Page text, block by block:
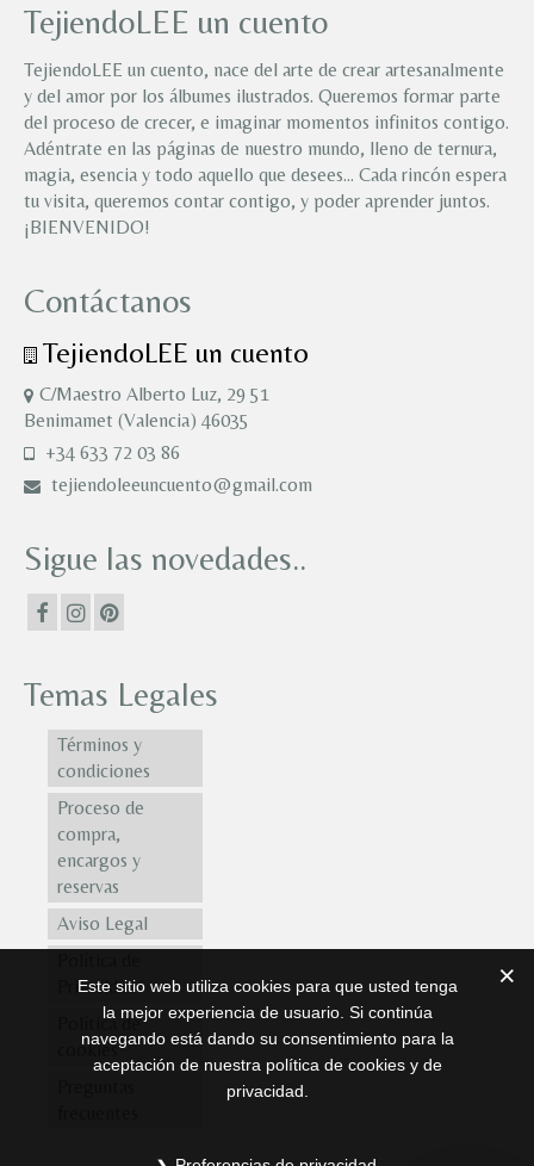
TejiendoLEE un cuento
TejiendoLEE un cuento, nace del arte de crear artesanalmente
y del amor por los álbumes ilustrados. Queremos formar parte
del proceso de crecer, e imaginar momentos infinitos contigo.
Adéntrate en las páginas de nuestro mundo, lleno de ternura,
magia, esencia y todo aquello que desees… Cada rincón espera
tu visita, queremos contar contigo, y poder aprender juntos.
¡BIENVENIDO!
Contáctanos
TejiendoLEE un cuento
C/Maestro Alberto Luz, 29 51
Benimamet (Valencia) 46035
+34 633 72 03 86
tejiendoleeuncuento@gmail.com
Sigue las novedades..
Temas Legales
Términos y
condiciones
Proceso de
compra,
encargos y
reservas
Aviso Legal
Privacidad
Política de
cookies
Este sitio web utiliza cookies para que usted tenga
la mejor experiencia de usuario. Si continúa
navegando está dando su consentimiento para la
aceptación de nuestra política de cookies y de
privacidad.